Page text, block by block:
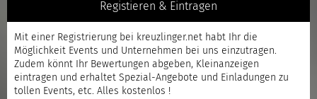
Registieren & Eintragen
Mit einer Registrierung bei kreuzlinger.net habt Ihr die
Möglichkeit Events und Unternehmen bei uns einzutragen.
Zudem könnt Ihr Bewertungen abgeben, Kleinanzeigen
eintragen und erhaltet Spezial-Angebote und Einladungen zu
tollen Events, etc. Alles kostenlos !